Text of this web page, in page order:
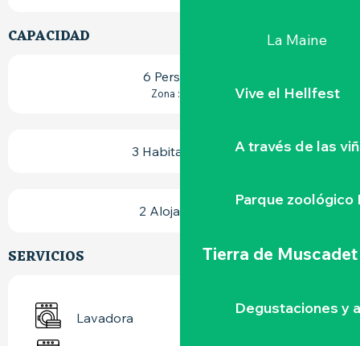
La Maine
Vive el Hellfest
A través de las
Parque zoológico
Tierra de Muscadet
Degustaciones y
CAPACIDAD
6 Persona(s)
Zona : 92 m
3 Habitación(es)
2 Alojamiento
SERVICIOS
Lavadora